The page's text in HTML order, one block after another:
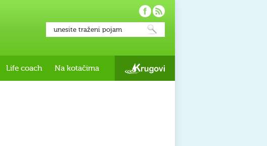
Life coach Na kotačima